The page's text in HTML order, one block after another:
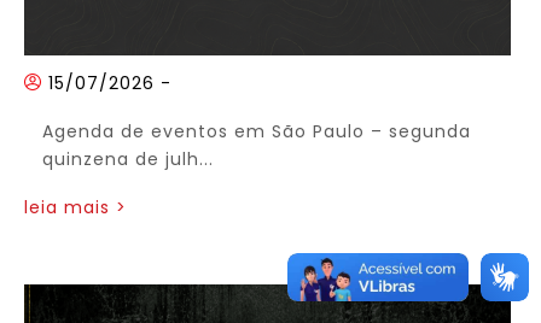
15/07/2026 -
Agenda de eventos em São Paulo – segunda
quinzena de julh...
leia mais >